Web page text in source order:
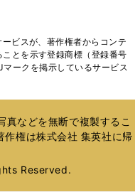
く
ド
ウ
で
ィ
ン
ド
開
く
ビスが、著作権者からコンテ
とを示す登録商標（登録番号
ークを掲示しているサービス
真などを無断で複製するこ
作権は株式会社 集英社に帰
Reserved.